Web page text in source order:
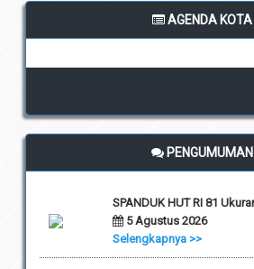
AGENDA KOTA
PENGUMUMAN
SPANDUK HUT RI 81
5 Agustus 2026
Selengkapnya >>